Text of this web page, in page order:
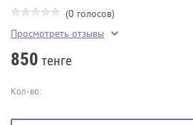
(0 голосов)
Просмотреть отзывы
850 тенге
Кол-во: